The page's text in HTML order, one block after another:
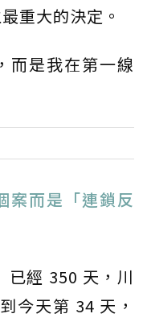
重大的決定。
而是我在第一線
案而是「連鎖反
已經 350 天，川
今天第 34 天，